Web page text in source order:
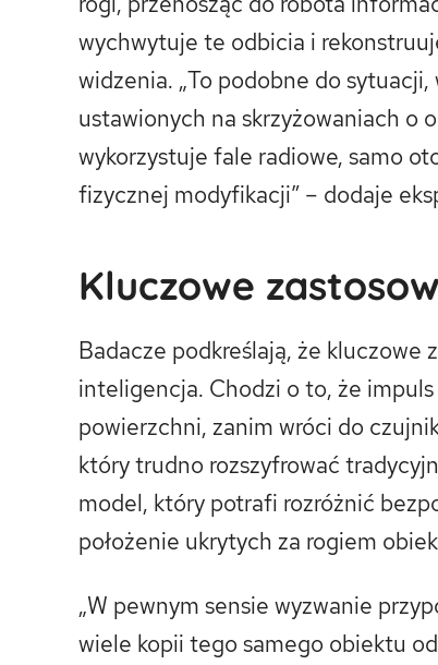
wychwytuje te odbicia i
widzenia. „To podobne do
ustawionych na skrzyżowaniach o
wykorzystuje fale radiowe, samo
fizycznej modyfikacji” – dodaje
Kluczowe
Badacze podkreślają, że kluczowe
inteligencja. Chodzi o to, że
powierzchni, zanim wróci do
który trudno rozszyfrować
model, który potrafi rozróżnić
położenie ukrytych za rogiem
„W pewnym sensie wyzwanie
wiele kopii tego samego obiektu